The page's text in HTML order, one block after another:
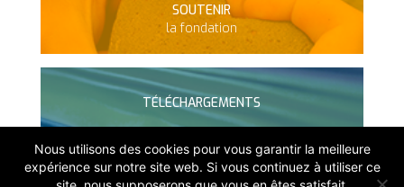
SOUTENIR
la fondation
TÉLÉCHARGEMENTS
300 rue du Manet
Nous utilisons des cookies pour vous garantir la meilleure
expérience sur notre site web. Si vous continuez à utiliser ce